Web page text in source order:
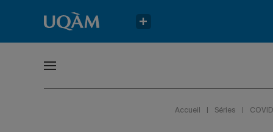
Accueil Séries